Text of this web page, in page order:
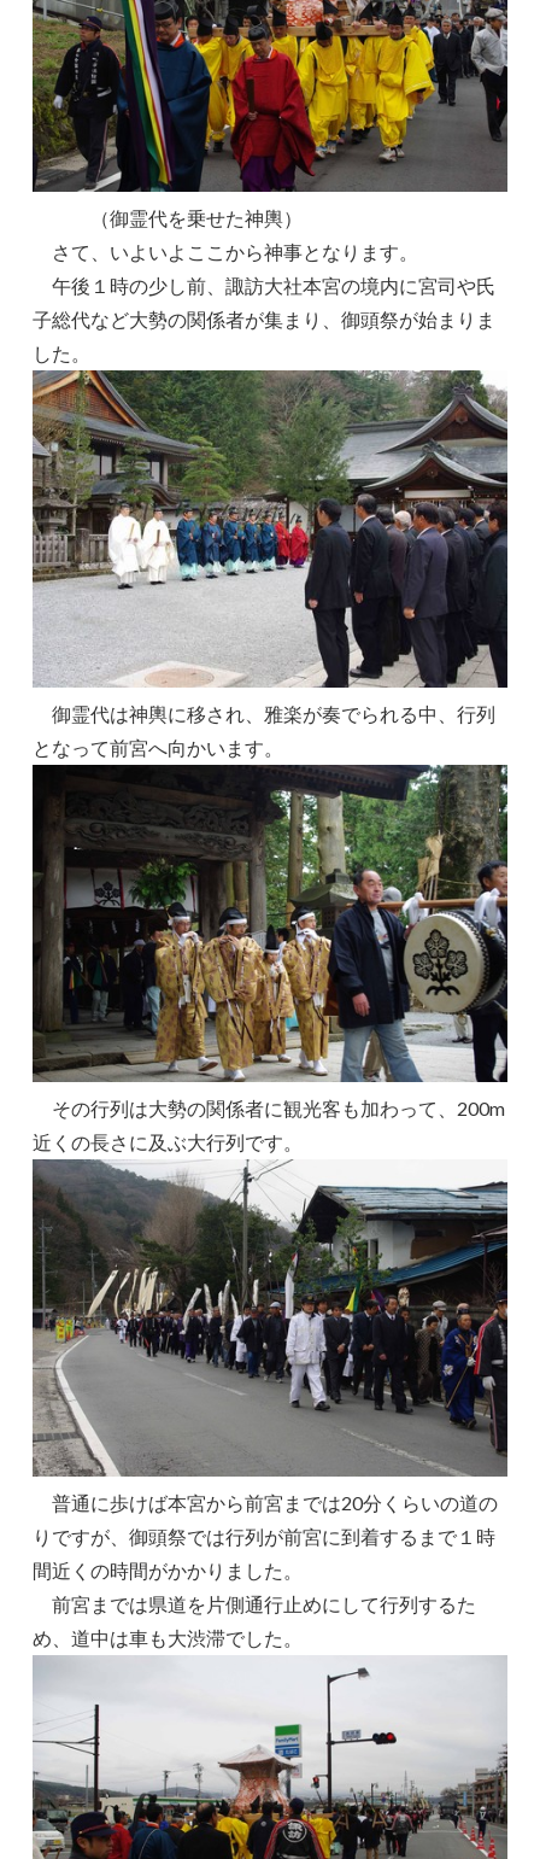
（御霊代を乗せた神輿）
さて、いよいよここから神事となります。
午後１時の少し前、諏訪大社本宮の境内に宮司や氏
子総代など大勢の関係者が集まり、御頭祭が始まりま
した。
御霊代は神輿に移され、雅楽が奏でられる中、行列
となって前宮へ向かいます。
その行列は大勢の関係者に観光客も加わって、200m
近くの長さに及ぶ大行列です。
普通に歩けば本宮から前宮までは20分くらいの道の
りですが、御頭祭では行列が前宮に到着するまで１時
間近くの時間がかかりました。
前宮までは県道を片側通行止めにして行列するた
め、道中は車も大渋滞でした。